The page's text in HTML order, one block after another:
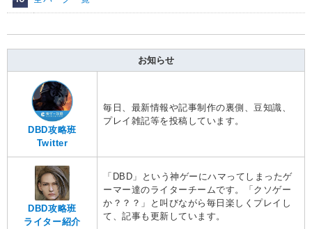
お知らせ
DBD攻略班
Twitter
毎日、最新情報や記事制作の裏側、豆知識、
プレイ雑記等を投稿しています。
DBD攻略班
ライター紹介
「DBD」という神ゲーにハマってしまったゲ
ーマー達のライターチームです。「クソゲー
か？？？」と叫びながら毎日楽しくプレイし
て、記事も更新しています。